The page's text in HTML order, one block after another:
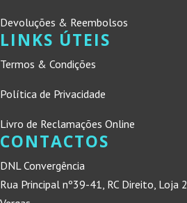
Devoluções & Reembolsos
LINKS ÚTEIS
Termos & Condições
Política de Privacidade
Livro de Reclamações Online
CONTACTOS
DNL Convergência
Rua Principal nº39-41, RC Direito, Loja 2